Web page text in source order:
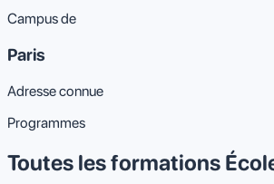
Campus de
Paris
Adresse connue
Programmes
Toutes les formations